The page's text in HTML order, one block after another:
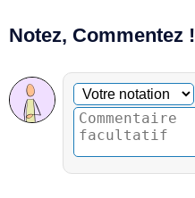
Notez, Commentez !
Commentaire facultatif
Votre notation